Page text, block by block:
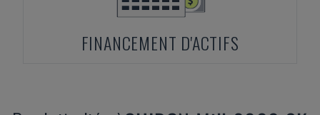
FINANCEMENT D'ACTIFS